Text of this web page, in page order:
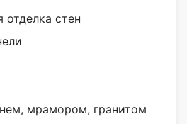
отделка стен
мрамором, гранитом